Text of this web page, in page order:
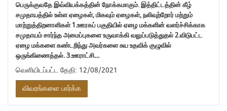
பெருக்குவதே இவ்வியக்கத்தின் நோக்கமாகும். இத்திட்டத்தின் கீழ்
சமுதாயத்தில் உள்ள ஏழைகள், மிகவும் ஏழைகள், நலிவுற்றோர் மற்றும்
மாற்றுத்திறனாளிகள் 1.ஊரகப் பகுதியில் ஏழை மக்களின் வளர்ச்சிக்காக
சமுதாயம் சார்ந்த அமைப்புகளை உருவாக்கி வலுப்படுத்துதல் 2.விடுபட்ட
ஏழை மக்களை கண்டறிந்து அவர்களை சுய உதவிக் குழுவில்
ஒருங்கிணைத்தல். 3.ஊராட்சி…
வெளியிடப்பட்ட தேதி: 12/08/2021
விவரங்களை பார்க்க